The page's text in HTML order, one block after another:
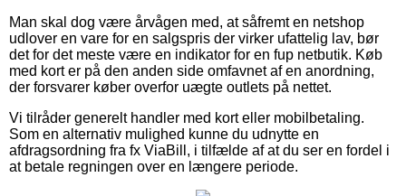
Man skal dog være årvågen med, at såfremt en netshop
udlover en vare for en salgspris der virker ufattelig lav, bør
det for det meste være en indikator for en fup netbutik. Køb
med kort er på den anden side omfavnet af en anordning,
der forsvarer køber overfor uægte outlets på nettet.
Vi tilråder generelt handler med kort eller mobilbetaling.
Som en alternativ mulighed kunne du udnytte en
afdragsordning fra fx ViaBill, i tilfælde af at du ser en fordel i
at betale regningen over en længere periode.